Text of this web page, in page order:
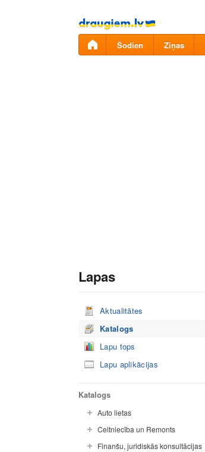
Pāriet
uz
saturu
Šodien Ziņas
Lapas
Aktualitātes
Katalogs
Lapu tops
Lapu aplikācijas
Katalogs
Auto lietas
Celtniecība un Remonts
Finanšu, juridiskās konsultācijas